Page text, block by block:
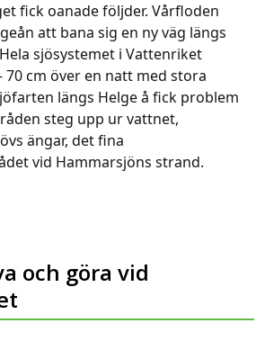
fick oanade följder. Vårfloden
att bana sig en ny väg längs
sjösystemet i Vattenriket
70 cm över en natt med stora
längs Helge å fick problem
steg upp ur vattnet,
ängar, det fina
vid Hammarsjöns strand.
och göra vid